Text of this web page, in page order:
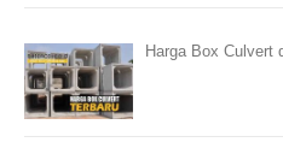
Harga Box Culvert